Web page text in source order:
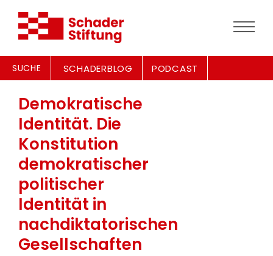
SUCHE SCHADERBLOG PODCAST
Demokratische
Identität. Die
Konstitution
demokratischer
politischer
Identität in
nachdiktatorischen
Gesellschaften